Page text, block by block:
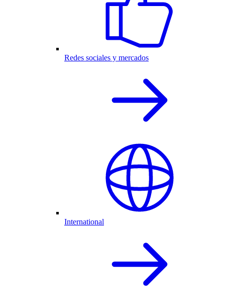
Redes sociales y mercados
International